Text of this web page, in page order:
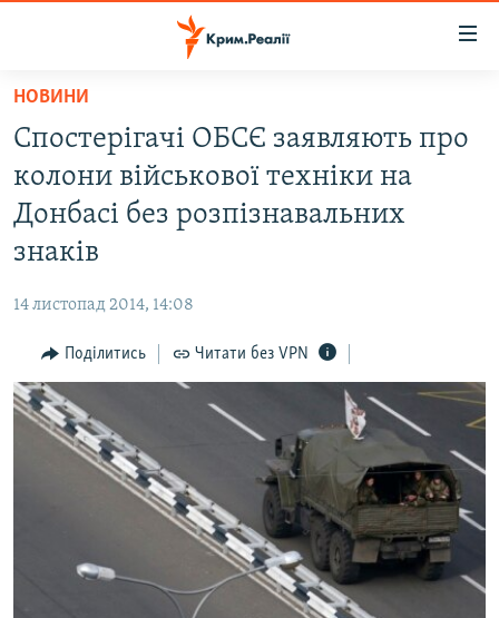
Перейти
основного
матеріалу
Перейти
до
основної
Перейти
пошуку
ВОДА.КРИМ
ВІДЕО ТА ФОТО
ПОЛІТИКА
ІНТЕРВ'Ю
ВСЕ ЗА ДЕНЬ
СПЕЦПРОЕКТИ
ДЕПОРТАЦІЯ
ВІДЕОУРОКИ «ELIFBE»
СВІДЧЕННЯ ОКУПАЦІЇ
УКРАЇНСЬКА ПРОБЛЕМА КРИМУ
ЯК ОБІЙТИ БЛОКУВАННЯ
Qırımtatar
НОВИНИ
Спостерігачі ОБСЄ заявляють про
колони військової техніки на
Донбасі без розпізнавальних
знаків
14 листопад 2014, 14:08
Поділитись Читати без VPN